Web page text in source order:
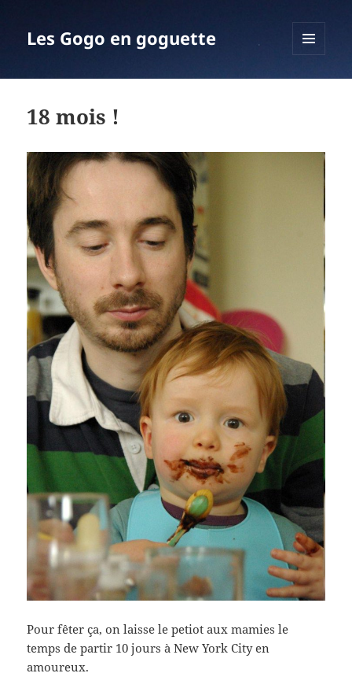
Les Gogo en goguette
18 mois !
Pour fêter ça, on laisse le petiot aux mamies le
temps de partir 10 jours à New York City en
amoureux.